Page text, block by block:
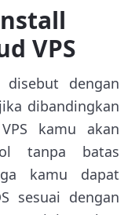
VPS
dengan
dibandingkan
kamu akan
tanpa batas
kamu dapat
sesuai dengan